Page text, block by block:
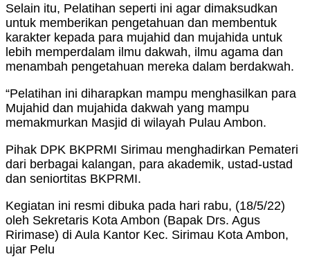
Selain itu, Pelatihan seperti ini agar dimaksudkan
untuk memberikan pengetahuan dan membentuk
karakter kepada para mujahid dan mujahida untuk
lebih memperdalam ilmu dakwah, ilmu agama dan
menambah pengetahuan mereka dalam berdakwah.
“Pelatihan ini diharapkan mampu menghasilkan para
Mujahid dan mujahida dakwah yang mampu
memakmurkan Masjid di wilayah Pulau Ambon.
Pihak DPK BKPRMI Sirimau menghadirkan Pemateri
dari berbagai kalangan, para akademik, ustad-ustad
dan seniortitas BKPRMI.
Kegiatan ini resmi dibuka pada hari rabu, (18/5/22)
oleh Sekretaris Kota Ambon (Bapak Drs. Agus
Ririmase) di Aula Kantor Kec. Sirimau Kota Ambon,
ujar Pelu